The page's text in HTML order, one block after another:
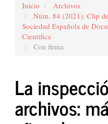
Inicio
Archivos
Núm. 84 (2021): Clip
Sociedad Española de
Científica
Con firma
La
archivos: